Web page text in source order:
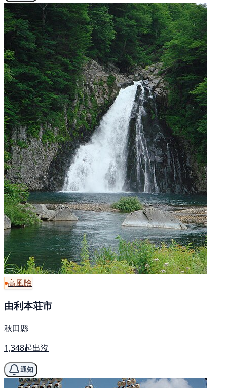
高風險
由利本荘市
秋田縣
1,348起出沒
通知